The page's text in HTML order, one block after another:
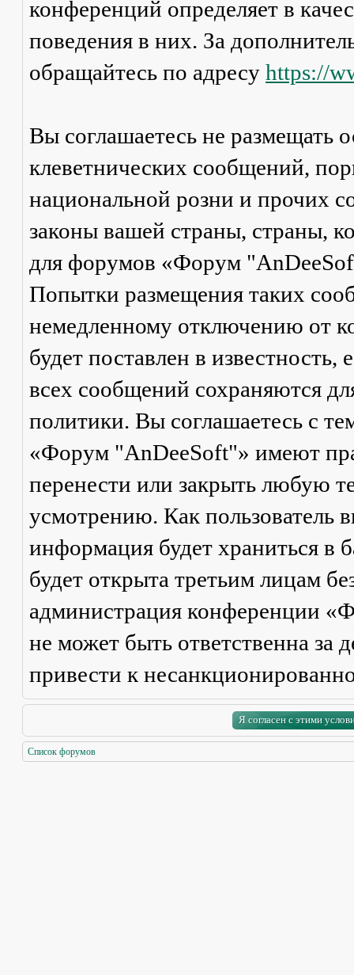
конференций определяет в
поведения в них. За
обращайтесь по адресу https://
Вы соглашаетесь не размещать
клеветнических сообщений,
национальной розни и прочих
законы вашей страны, страны,
для форумов «Форум
Попытки размещения таких
немедленному отключению от
будет поставлен в
всех сообщений сохраняются
политики. Вы соглашаетесь с
«Форум "AnDeeSoft"» имеют
перенести или закрыть любую
усмотрению. Как пользователь
информация будет храниться в
будет открыта третьим лицам
администрация конференции
не может быть ответственна за
привести к
Список форумов